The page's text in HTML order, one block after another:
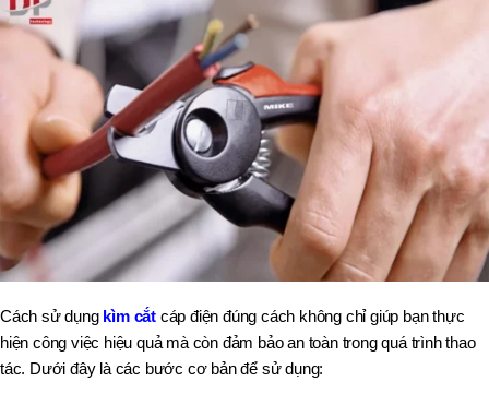
Cách sử dụng kìm cắt cáp điện đúng cách không chỉ giúp bạn thực
hiện công việc hiệu quả mà còn đảm bảo an toàn trong quá trình thao
tác. Dưới đây là các bước cơ bản để sử dụng: